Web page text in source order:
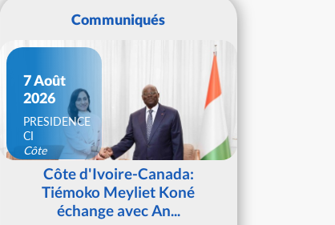
Communiqués
7 Août
2026
PRESIDENCE
CI
Côte
d'IvoireCôte d'Ivoire-Canada:
Tiémoko Meyliet Koné
échange avec An...